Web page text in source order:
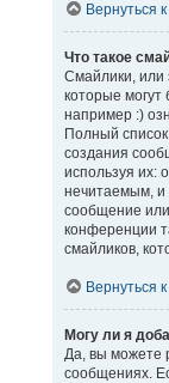
Вернуться
Что такое
Смайлики, или
которые могут
например :)
Полный
создания
используя их:
нечитаемым, и
сообщение
конференции
смайликов,
Вернуться
Могу ли я
Да, вы можете
сообщениях.